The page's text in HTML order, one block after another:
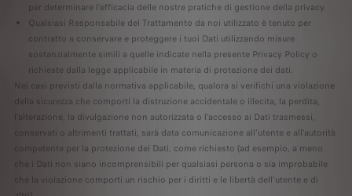
per determinare l'efficacia delle nostre pratiche di gestione della privacy.
Qualsiasi Responsabile del Trattamento da noi utilizzato è tenuto per
contratto a conservare e proteggere i tuoi Dati utilizzando misure
sostanzialmente simili a quelle indicate nella presente Privacy Policy o
richieste dalla legge applicabile in materia di protezione dei dati.
Nei casi previsti dalla normativa applicabile, qualora si verifichi una violazione
della sicurezza che comporti la distruzione accidentale o illecita, la perdita,
l'alterazione, la divulgazione non autorizzata o l'accesso ai Dati trasmessi,
conservati o altrimenti trattati, sarà data comunicazione all'utente e all'autorità
competente per la protezione dei Dati, come richiesto (ad esempio, a meno
che i Dati non siano incomprensibili per qualsiasi persona o sia improbabile
che la violazione comporti un rischio per i diritti e le libertà dell'utente e di